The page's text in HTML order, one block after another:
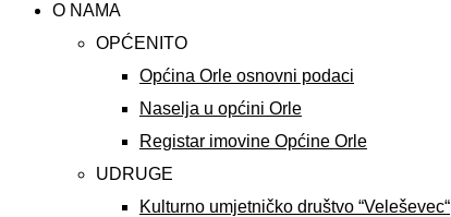
O NAMA
OPĆENITO
Općina Orle osnovni podaci
Naselja u općini Orle
Registar imovine Općine Orle
UDRUGE
Kulturno umjetničko društvo “Veleševec“